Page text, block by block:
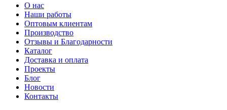
О нас
Наши работы
Оптовым клиентам
Производство
Отзывы и Благодарности
Каталог
Доставка и оплата
Проекты
Блог
Новости
Контакты